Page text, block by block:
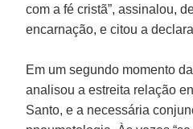
com a fé cristã”, assinalou,
encarnação, e citou a
Em um segundo momento
analisou a estreita relação
Santo, e a necessária